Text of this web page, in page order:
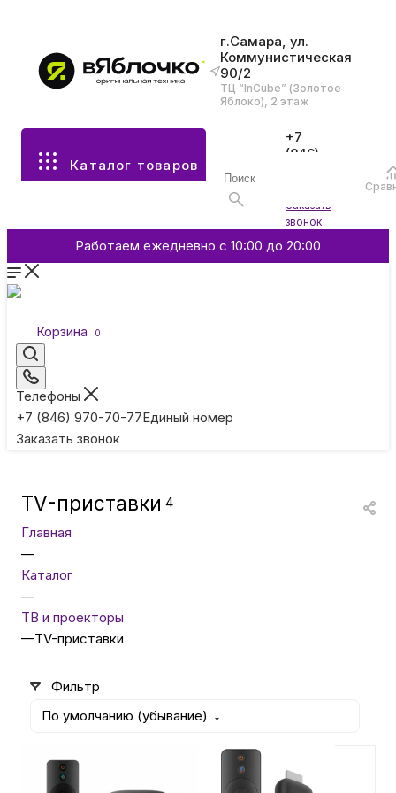
г.Самара, ул.
Коммунистическая
90/2
ТЦ “InCube” (Золотое
Яблоко), 2 этаж
Каталог товаров
+7
(846)
Заказать
звонок
Работаем ежедневно с 10:00 до 20:00
Корзина 0
Телефоны
+7 (846) 970-70-77Единый номер
Заказать звонок
Все разделы каталога
Аксессуары
Смартфоны и гаджеты
ТВ и проекторы
TV-приставки 4
Главная
—
Каталог
—
ТВ и проекторы
—TV-приставки
Фильтр
По умолчанию (убывание)
6 890 5 490